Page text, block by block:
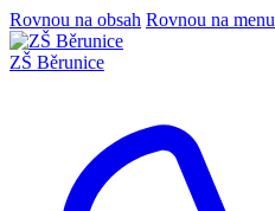
Rovnou na obsah Rovnou na menu
ZŠ Běrunice